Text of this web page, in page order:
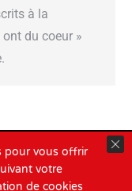
à la
du coeur »
de sites internet -
2020
pour vous offrir
votre
de cookies